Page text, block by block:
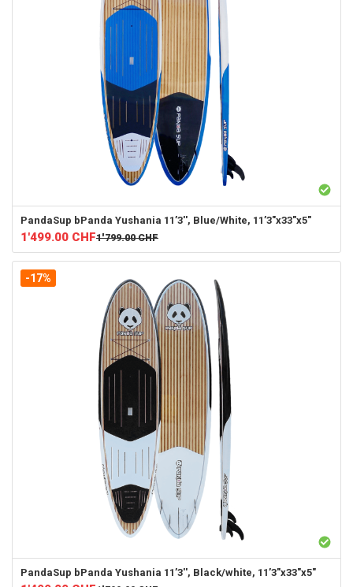
PandaSup bPanda Yushania 11’3'', Blue/White, 11’3"x33"x5"
1'499.00 CHF1'799.00 CHF
-17%
PandaSup bPanda Yushania 11’3'', Black/white, 11’3"x33"x5"